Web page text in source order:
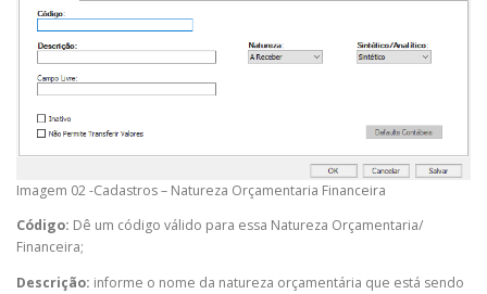
Imagem 02 -Cadastros – Natureza Orçamentaria Financeira
Código: Dê um código válido para essa Natureza Orçamentaria/
Financeira;
Descrição: informe o nome da natureza orçamentária que está sendo